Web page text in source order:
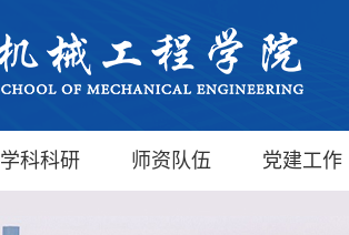
学科科研 师资队伍 党建工作